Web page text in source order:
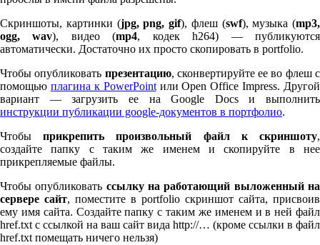
Скриншоты, картинки (jpg, png, gif), флеш (swf), музыка (mp3,
ogg, wav), видео (mp4, кодек h264) — публикуются
автоматически. Достаточно их просто скопировать в port­fo­lio.
Чтобы опубликовать презентацию, сконвертируйте ее во флеш с
помощью плагина к Pow­er­Pointили Open Office Impress. Другой
вариант — загрузить ее на Google Docs и выполнить
инструкции публикации google-документов в портфолио.
Чтобыприкрепить произвольный файл к скриншоту,
создайте папку с таким же именем и скопируйте в нее
прикрепляемые файлы.
Чтобы опубликовать ссылку на работающий выложенный на
сервере сайт, поместите в port­fo­lio скриншот сайта, присвоив
ему имя сайта. Создайте папку с таким же именем и в ней файл
href.txt с ссылкой на ваш сайт вида http://… (кроме ссылки в файл
href.txt помещать ничего нельзя)